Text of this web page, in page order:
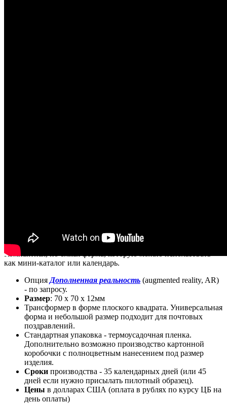
Страна производства:
Запрос на просчет
Компактная, но ёмкая форма, которую можно использовать
как мини-каталог или календарь.
Опция Дополненная реальность (augmented reality, AR)
- по запросу.
Размер: 70 х 70 х 12мм
Трансформер в форме плоского квадрата. Универсальная
форма и небольшой размер подходит для почтовых
поздравлений.
Стандартная упаковка - термоусадочная пленка.
Дополнительно возможно производство картонной
коробочки с полноцветным нанесением под размер
изделия.
Сроки производства - 35 календарных дней (или 45
дней если нужно присылать пилотный образец).
Цены в долларах США (оплата в рублях по курсу ЦБ на
день оплаты)